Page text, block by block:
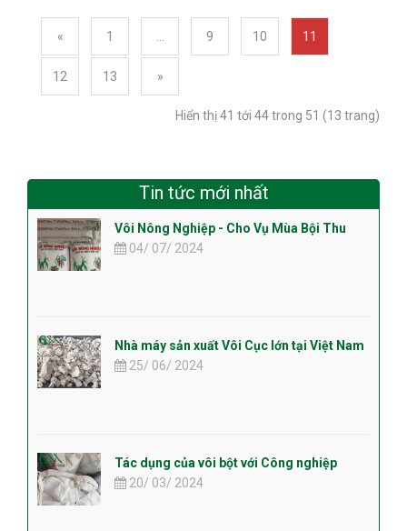
« 1 ... 9 10 11
12 13 »
Hiển thị 41 tới 44 trong 51 (13 trang)
Tin tức mới nhất
Vôi Nông Nghiệp - Cho Vụ Mùa Bội Thu
04/ 07/ 2024
Nhà máy sản xuất Vôi Cục lớn tại Việt Nam
25/ 06/ 2024
Tác dụng của vôi bột với Công nghiệp
20/ 03/ 2024